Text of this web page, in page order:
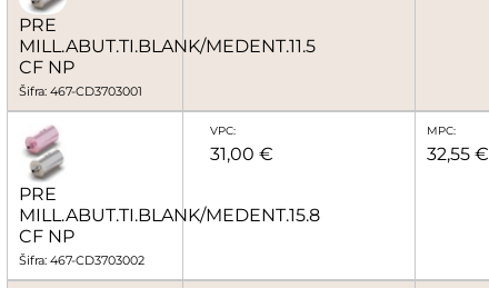
PRE
MILL.ABUT.TI.BLANK/MEDENT.11.5
CF NP
Šifra: 467-CD3703001
PRE
MILL.ABUT.TI.BLANK/MEDENT.15.8
CF NP
Šifra: 467-CD3703002
VPC:
31,00 €
MPC:
32,55 €